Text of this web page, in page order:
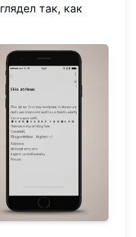
так, как